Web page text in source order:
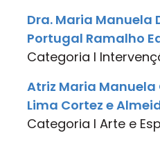
Dra. Maria Manuela
Portugal Ramalho
Categoria I
Atriz Maria Manuela
Lima Cortez e
Categoria I Arte e